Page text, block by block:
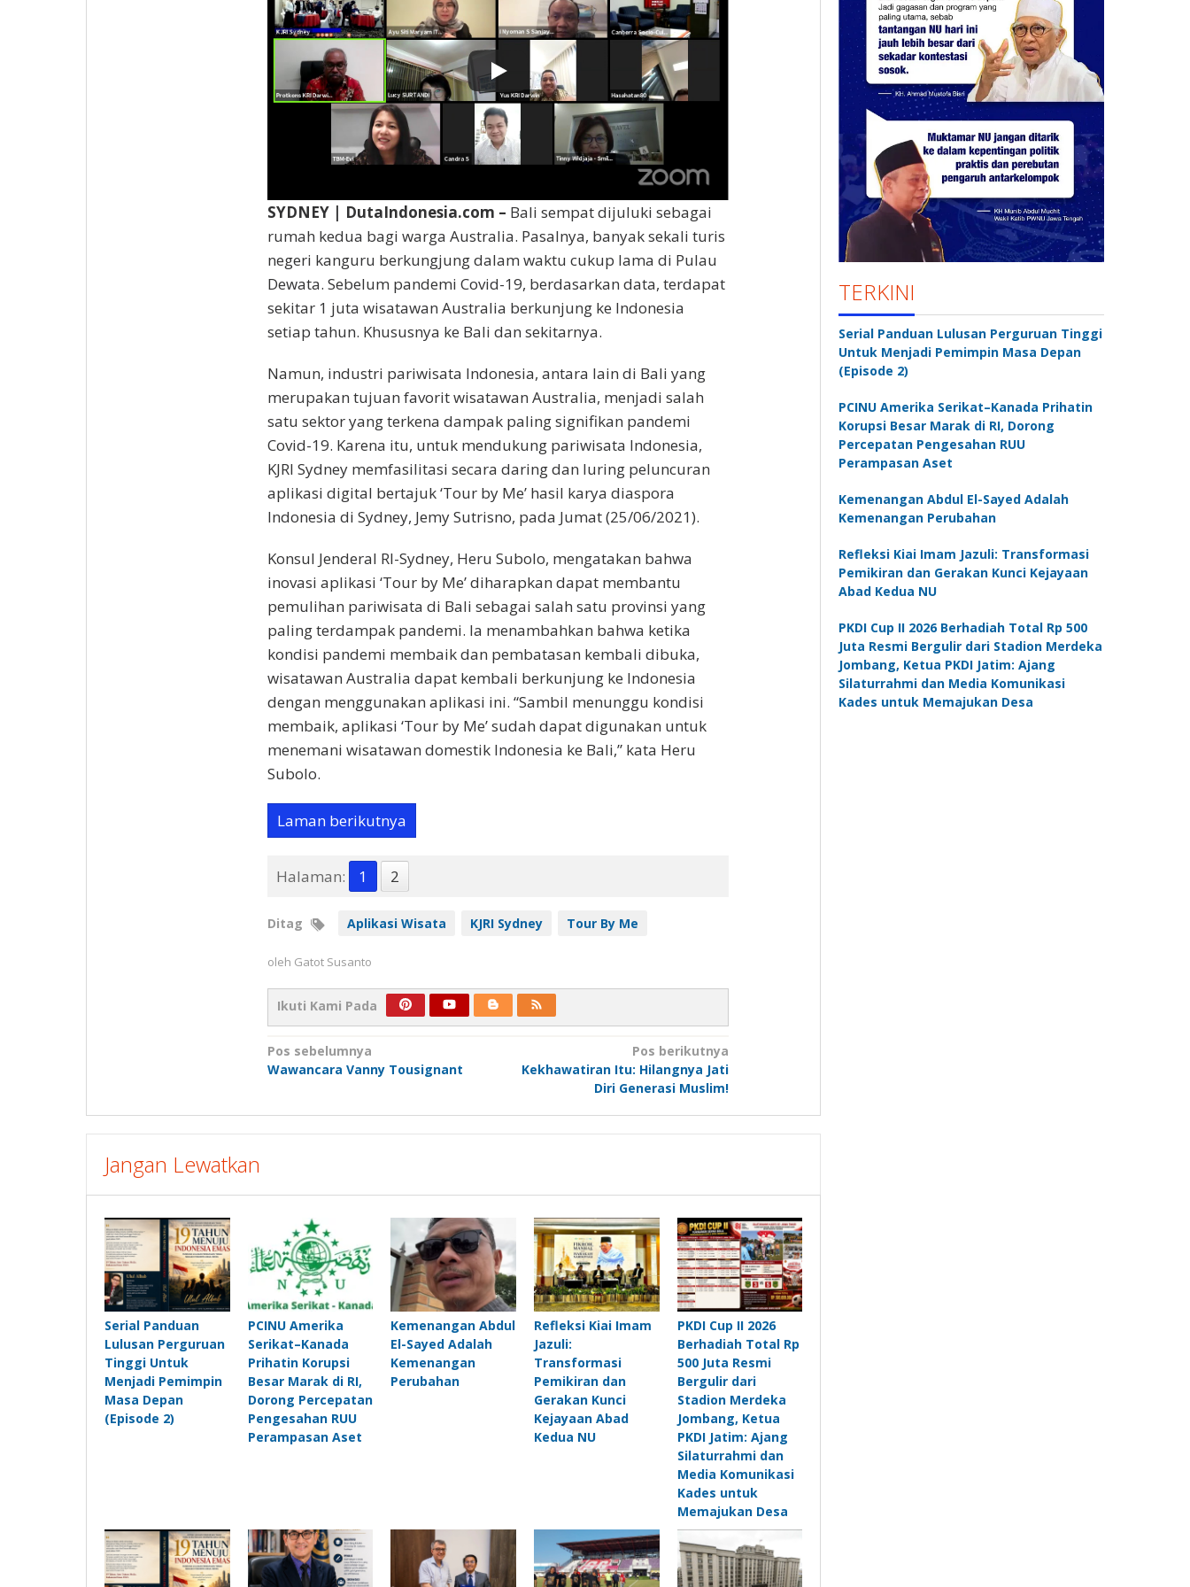
SYDNEY | DutaIndonesia.com – Bali sempat dijuluki sebagai
rumah kedua bagi warga Australia. Pasalnya, banyak sekali turis
negeri kanguru berkungjung dalam waktu cukup lama di Pulau
Dewata. Sebelum pandemi Covid-19, berdasarkan data, terdapat
sekitar 1 juta wisatawan Australia berkunjung ke Indonesia
setiap tahun. Khususnya ke Bali dan sekitarnya.
Namun, industri pariwisata Indonesia, antara lain di Bali yang
merupakan tujuan favorit wisatawan Australia, menjadi salah
satu sektor yang terkena dampak paling signifikan pandemi
Covid-19. Karena itu, untuk mendukung pariwisata Indonesia,
KJRI Sydney memfasilitasi secara daring dan luring peluncuran
aplikasi digital bertajuk ‘Tour by Me’ hasil karya diaspora
Indonesia di Sydney, Jemy Sutrisno, pada Jumat (25/06/2021).
Konsul Jenderal RI-Sydney, Heru Subolo, mengatakan bahwa
inovasi aplikasi ‘Tour by Me’ diharapkan dapat membantu
pemulihan pariwisata di Bali sebagai salah satu provinsi yang
paling terdampak pandemi. Ia menambahkan bahwa ketika
kondisi pandemi membaik dan pembatasan kembali dibuka,
wisatawan Australia dapat kembali berkunjung ke Indonesia
dengan menggunakan aplikasi ini. “Sambil menunggu kondisi
membaik, aplikasi ‘Tour by Me’ sudah dapat digunakan untuk
menemani wisatawan domestik Indonesia ke Bali,” kata Heru
Subolo.
Laman berikutnya
Halaman: 1 2
Ditag Aplikasi Wisata KJRI Sydney Tour By Me
oleh Gatot Susanto
Ikuti Kami Pada
Navigasi
pos
Pos sebelumnya
Wawancara Vanny Tousignant
Pos berikutnya
Kekhawatiran Itu: Hilangnya Jati
Diri Generasi Muslim!
Jangan Lewatkan
Serial Panduan
Lulusan Perguruan
Tinggi Untuk
Menjadi Pemimpin
Masa Depan
(Episode 2)
PCINU Amerika
Serikat–Kanada
Prihatin Korupsi
Besar Marak di RI,
Dorong Percepatan
Pengesahan RUU
Perampasan Aset
Kemenangan Abdul
El-Sayed Adalah
Kemenangan
Perubahan
Refleksi Kiai Imam
Jazuli:
Transformasi
Pemikiran dan
Gerakan Kunci
Kejayaan Abad
Kedua NU
PKDI Cup II 2026
Berhadiah Total Rp
500 Juta Resmi
Bergulir dari
Stadion Merdeka
Jombang, Ketua
PKDI Jatim: Ajang
Silaturrahmi dan
Media Komunikasi
Kades untuk
Memajukan Desa
TERKINI
Serial Panduan Lulusan Perguruan Tinggi
Untuk Menjadi Pemimpin Masa Depan
(Episode 2)
PCINU Amerika Serikat–Kanada Prihatin
Korupsi Besar Marak di RI, Dorong
Percepatan Pengesahan RUU
Perampasan Aset
Kemenangan Abdul El-Sayed Adalah
Kemenangan Perubahan
Refleksi Kiai Imam Jazuli: Transformasi
Pemikiran dan Gerakan Kunci Kejayaan
Abad Kedua NU
PKDI Cup II 2026 Berhadiah Total Rp 500
Juta Resmi Bergulir dari Stadion Merdeka
Jombang, Ketua PKDI Jatim: Ajang
Silaturrahmi dan Media Komunikasi
Kades untuk Memajukan Desa